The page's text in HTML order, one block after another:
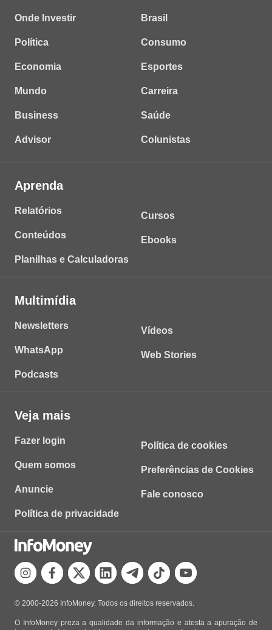
Onde Investir
Política
Economia
Mundo
Business
Advisor
Brasil
Consumo
Esportes
Carreira
Saúde
Colunistas
Aprenda
Relatórios
Conteúdos
Planilhas e Calculadoras
Cursos
Ebooks
Multimídia
Newsletters
WhatsApp
Podcasts
Vídeos
Web Stories
Veja mais
Fazer login
Quem somos
Anuncie
Política de privacidade
Política de cookies
Preferências de Cookies
Fale conosco
© 2000-2026 InfoMoney. Todos os direitos reservados.
O InfoMoney preza a qualidade da informação e atesta a apuração de